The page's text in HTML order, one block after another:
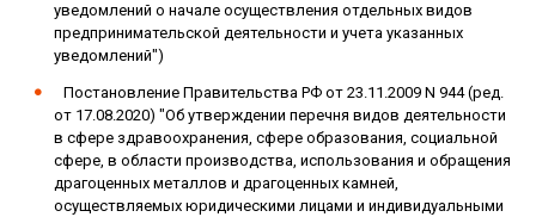
уведомлений о начале осуществления отдельных видов
предпринимательской деятельности и учета указанных
уведомлений")
Постановление Правительства РФ от 23.11.2009 N 944 (ред.
от 17.08.2020) "Об утверждении перечня видов деятельности
в сфере здравоохранения, сфере образования, социальной
сфере, в области производства, использования и обращения
драгоценных металлов и драгоценных камней,
осуществляемых юридическими лицами и индивидуальными